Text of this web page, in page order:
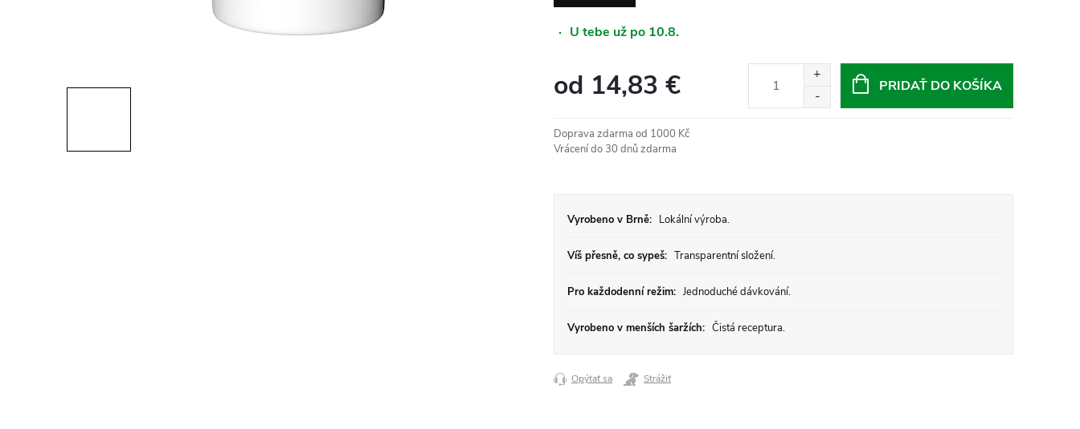
· U tebe už po 10.8.
od 14,83 €
cena:
PRIDAŤ DO KOŠÍKA
Doprava zdarma od 1000 Kč
Vrácení do 30 dnů zdarma
Vyrobeno v Brně: Lokální výroba.
Víš přesně, co sypeš: Transparentní složení.
Pro každodenní režim: Jednoduché dávkování.
Vyrobeno v menších šaržích: Čistá receptura.
Opýtať sa Strážiť